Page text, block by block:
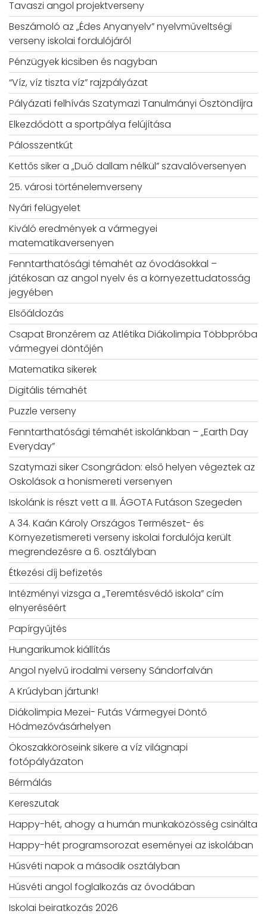
Tavaszi angol projektverseny
Beszámoló az „Édes Anyanyelv” nyelvműveltségi
verseny iskolai fordulójáról
Pénzügyek kicsiben és nagyban
“Víz, víz tiszta víz” rajzpályázat
Pályázati felhívás Szatymazi Tanulmányi Ösztöndíjra
Elkezdődött a sportpálya felújítása
Pálosszentkút
Kettős siker a „Duó dallam nélkül” szavalóversenyen
25. városi történelemverseny
Nyári felügyelet
Kiváló eredmények a vármegyei
matematikaversenyen
Fenntarthatósági témahét az óvodásokkal –
játékosan az angol nyelv és a környezettudatosság
jegyében
Elsőáldozás
Csapat Bronzérem az Atlétika Diákolimpia Többpróba
vármegyei döntőjén
Matematika sikerek
Digitális témahét
Puzzle verseny
Fenntarthatósági témahét iskolánkban – „Earth Day
Everyday”
Szatymazi siker Csongrádon: első helyen végeztek az
Oskolások a honismereti versenyen
Iskolánk is részt vett a III. ÁGOTA Futáson Szegeden
A 34. Kaán Károly Országos Természet- és
Környezetismereti verseny iskolai fordulója került
megrendezésre a 6. osztályban
Étkezési díj befizetés
Intézményi vizsga a „Teremtésvédő iskola” cím
elnyeréséért
Papírgyűjtés
Hungarikumok kiállítás
Angol nyelvű irodalmi verseny Sándorfalván
A Krúdyban jártunk!
Diákolimpia Mezei- Futás Vármegyei Döntő
Hódmezővásárhelyen
Ökoszakköröseink sikere a víz világnapi
fotópályázaton
Bérmálás
Kereszutak
Happy-hét, ahogy a humán munkaközösség csinálta
Happy-hét programsorozat eseményei az iskolában
Húsvéti napok a második osztályban
Húsvéti angol foglalkozás az óvodában
Iskolai beiratkozás 2026